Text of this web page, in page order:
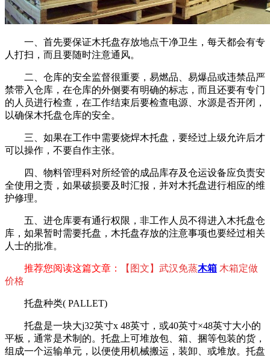
一、首先要保证木托盘存放地点干净卫生，每天都会有专
人打扫，而且要随时注意通风。
二、仓库的安全监督很重要，易燃品、易爆品或违禁品严
禁带入仓库，在仓库的外侧要有明确的标志，而且还要有专门
的人员进行检查，在工作结束后要检查电源、水源是否开闭，
以确保木托盘仓库的安全。
三、如果在工作中需要烧焊木托盘，要经过上级允许后才
可以操作，不要自作主张。
四、物料管理科对所经管的成品库存及仓运设备应负责安
全使用之责，如果破损要及时汇报，并对木托盘进行相应的维
护修理。
五、进仓库要有通行权限，非工作人员不得进入木托盘仓
库，如果暂时需要托盘，木托盘存放的注意事项也要经过相关
人士的批准。
推荐您阅读这篇文章： 【图文】武汉免蒸木箱 木箱定做
价格
托盘种类( PALLET)
托盘是一块大j32英寸x 48英寸，或40英寸×48英寸大小的
平板，通常是术制的。托盘上可堆放包、箱、捆等包装的货，
组成一个运输单元，以便使用机械搬运，装卸、或堆放。托盘